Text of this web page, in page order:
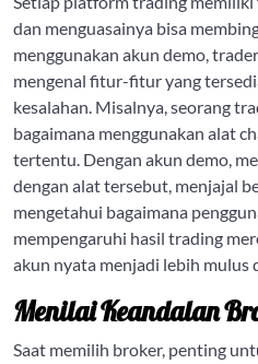
dan menguasainya bisa
menggunakan akun demo,
mengenal fitur-fitur yang
kesalahan. Misalnya, seorang
bagaimana menggunakan alat
tertentu. Dengan akun demo,
dengan alat tersebut, menjajal
mengetahui bagaimana
mempengaruhi hasil trading
akun nyata menjadi lebih mulus
Menilai Keandalan
Saat memilih broker, penting